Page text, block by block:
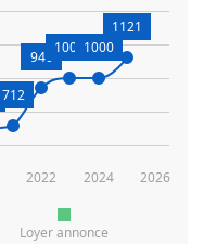
Loyer annonce
2022 2024 2026
712
940
1002 1000
1121